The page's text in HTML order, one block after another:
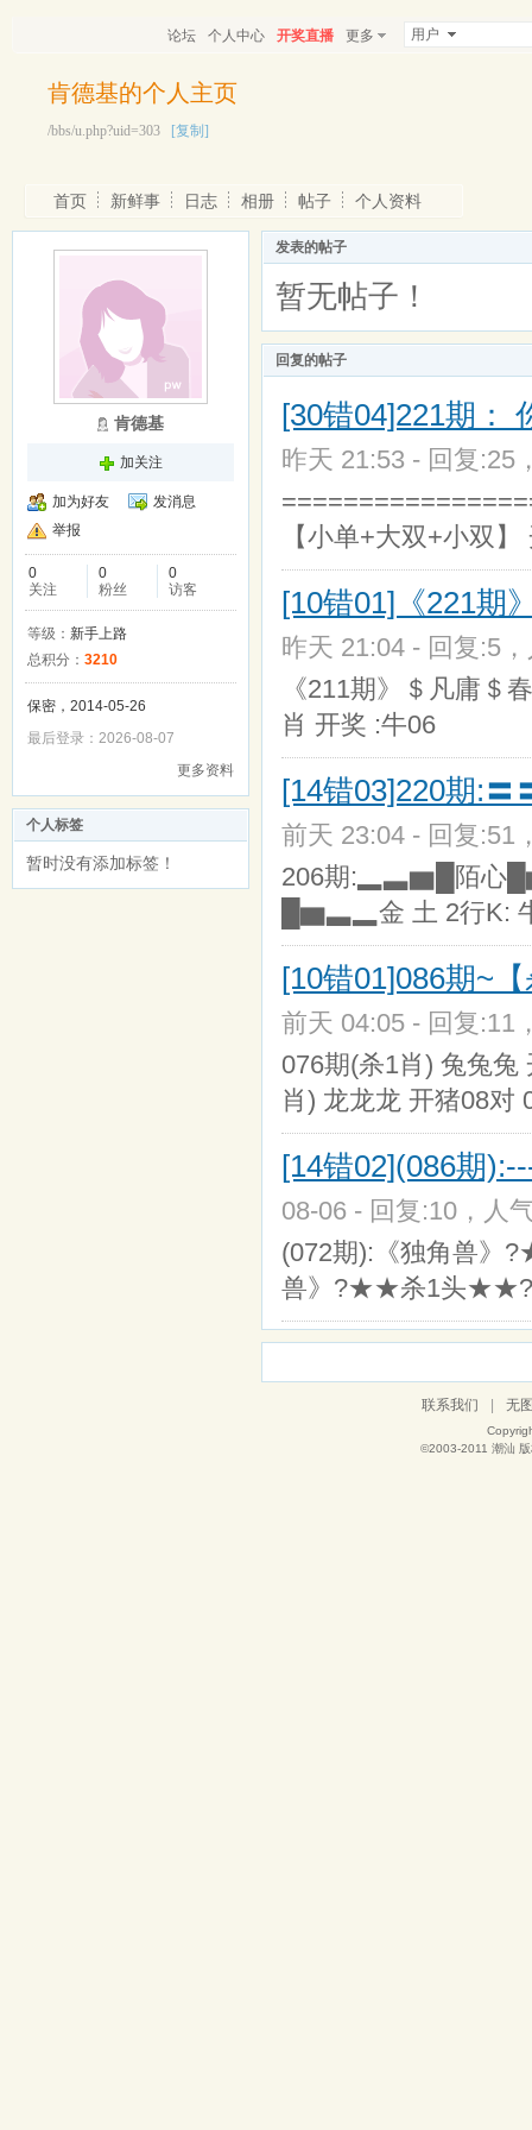
论坛 个人中心 开奖直播 更多 用户
肯德基的个人主页
/bbs/u.php?uid=303 [复制]
首页 新鲜事 日志 相册 帖子 个人资料
肯德基
加关注
加为好友
发消息
举报
0
关注
0
粉丝
0
访客
等级： 新手上路
总积分： 3210
保密，2014-05-26
最后登录：2026-08-07
更多资料
个人标签
暂时没有添加标签！
发表的帖子
暂无帖子！
回复的帖子
[30错04]221期：
昨天 21:53 - 回复:25
【小单+大双+小双
[10错01]《221期
昨天 21:04 - 回复:5
《211期》＄凡庸＄
肖 开奖 :牛06
[14错03]220期:
前天 23:04 - 回复:51
206期:▂▃▆█陌心
█▆▃▂金 土 2行K:
[10错01]086期~
前天 04:05 - 回复:11
076期(杀1肖) 兔兔兔
肖) 龙龙龙 开猪08对
[14错02](086期
08-06 - 回复:10，人
(072期):《独角兽》
兽》?★★杀1头★★?
联系我们 无
©2003-2011 潮汕